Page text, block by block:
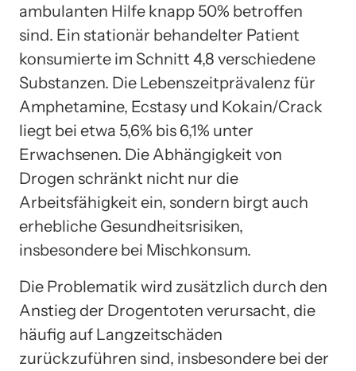
ambulanten Hilfe knapp 50% betroffen
sind. Ein stationär behandelter Patient
konsumierte im Schnitt 4,8 verschiedene
Substanzen. Die Lebenszeitprävalenz für
Amphetamine, Ecstasy und Kokain/Crack
liegt bei etwa 5,6% bis 6,1% unter
Erwachsenen. Die Abhängigkeit von
Drogen schränkt nicht nur die
Arbeitsfähigkeit ein, sondern birgt auch
erhebliche Gesundheitsrisiken,
insbesondere bei Mischkonsum.
Die Problematik wird zusätzlich durch den
Anstieg der Drogentoten verursacht, die
häufig auf Langzeitschäden
zurückzuführen sind, insbesondere bei der